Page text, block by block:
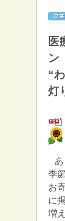
医
ン
“
灯
季
お
に
増